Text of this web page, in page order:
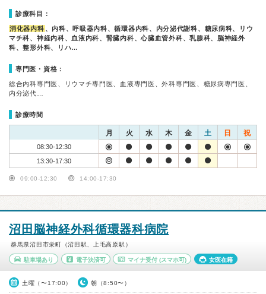
診療科目：
消化器内科 、内科、呼吸器内科、循環器内科、内分泌代謝科、糖尿病科、リウ
マチ科、神経内科、血液内科、腎臓内科、心臓血管外科、乳腺科、脳神経外
科、整形外科、リハ…
専門医・資格：
総合内科専門医、リウマチ専門医、血液専門医、外科専門医、糖尿病専門医、
内分泌代…
診療時間
月 火 水 木 金 土 日 祝
08:30-12:30
13:30-17:30
09:00-12:30 14:00-17:30
沼田脳神経外科循環器科病院
群馬県沼田市栄町（沼田駅、上毛高原駅）
駐車場あり 電子決済可 マイナ受付 (スマホ可) 女医在籍
土曜（〜17:00） 朝（8:50〜）